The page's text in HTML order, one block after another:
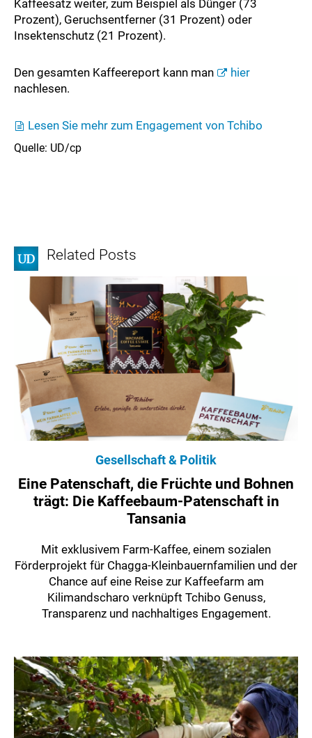
Kaffeesatz weiter, zum Beispiel als Dünger (73
Prozent), Geruchsentferner (31 Prozent) oder
Insektenschutz (21 Prozent).
Den gesamten Kaffeereport kann man
hier
nachlesen.
Lesen Sie mehr zum Engagement von Tchibo
Quelle: UD/cp
Related Posts
Gesellschaft & Politik
Eine Patenschaft, die Früchte und Bohnen
trägt: Die Kaffeebaum-Patenschaft in
Tansania
Mit exklusivem Farm-Kaffee, einem sozialen
Förderprojekt für Chagga-Kleinbauernfamilien und der
Chance auf eine Reise zur Kaffeefarm am
Kilimandscharo verknüpft Tchibo Genuss,
Transparenz und nachhaltiges Engagement.